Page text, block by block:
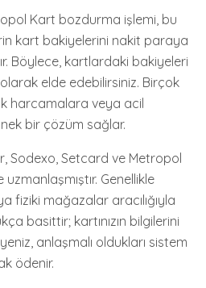
Kart bozdurma işlemi, bu
kart bakiyelerini nakit paraya
Böylece, kartlardaki bakiyeleri
elde edebilirsiniz. Birçok
harcamalara veya acil
bir çözüm sağlar.
Sodexo, Setcard ve Metropol
Genellikle
fiziki mağazalar aracılığıyla
basittir; kartınızın bilgilerini
anlaşmalı oldukları sistem
ödenir.